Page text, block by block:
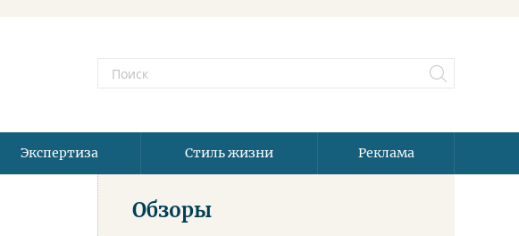
Экспертиза Стиль жизни Реклама
Обзоры